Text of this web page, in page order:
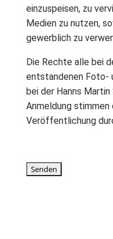
einzuspeisen, zu
Medien zu nutzen,
gewerblich zu
Die Rechte alle bei
entstandenen Foto-
bei der Hanns
Anmeldung stimmen
Veröffentlichung